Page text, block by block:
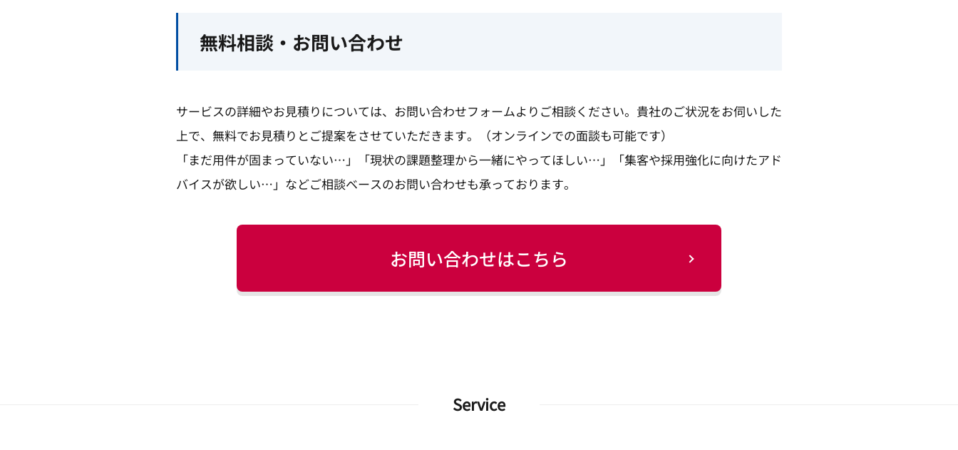
無料相談・お問い合わせ
サービスの詳細やお見積りについては、お問い合わせフォームよりご相談ください。貴社のご状況をお伺いした
上で、無料でお見積りとご提案をさせていただきます。（オンラインでの面談も可能です）
「まだ用件が固まっていない…」「現状の課題整理から一緒にやってほしい…」「集客や採用強化に向けたアド
バイスが欲しい…」などご相談ベースのお問い合わせも承っております。
お問い合わせはこちら
Service